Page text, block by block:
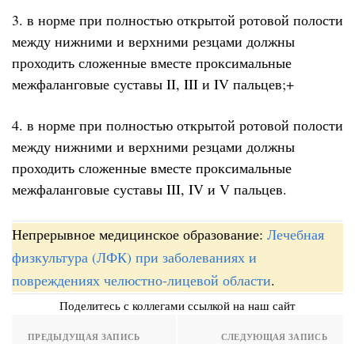
3. в норме при полностью открытой ротовой полости
между нижними и верхними резцами должны
проходить сложенные вместе проксимальные
межфаланговые суставы II, III и IV пальцев;+
4. в норме при полностью открытой ротовой полости
между нижними и верхними резцами должны
проходить сложенные вместе проксимальные
межфаланговые суставы III, IV и V пальцев.
Непрерывное медицинское образование: Лечебная
физкультура (ЛФК) при заболеваниях и
повреждениях челюстно-лицевой области.
Поделитесь с коллегами ссылкой на наш сайт
ПРЕДЫДУЩАЯ ЗАПИСЬ СЛЕДУЮЩАЯ ЗАПИСЬ